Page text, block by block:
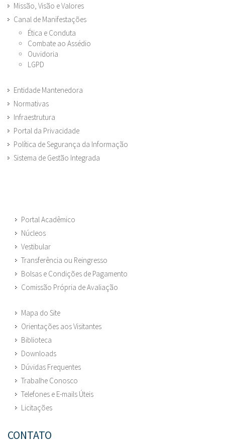
Missão, Visão e Valores
Canal de Manifestações
Ética e Conduta
Combate ao Assédio
Ouvidoria
LGPD
Entidade Mantenedora
Normativas
Infraestrutura
Portal da Privacidade
Política de Segurança da Informação
Sistema de Gestão Integrada
Portal Acadêmico
Núcleos
Vestibular
Transferência ou Reingresso
Bolsas e Condições de Pagamento
Comissão Própria de Avaliação
Mapa do Site
Orientações aos Visitantes
Biblioteca
Downloads
Dúvidas Frequentes
Trabalhe Conosco
Telefones e E-mails Úteis
Licitações
CONTATO